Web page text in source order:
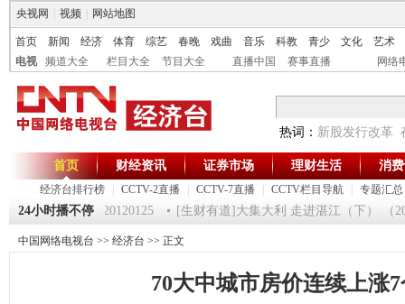
央视网 视频 网站地图
首页 新闻 经济 体育 综艺 春晚 戏曲 音乐 科教 青少 文化
艺术
电视
频道大全 栏目大全 节目大全 直播中国 赛事直播 网络
热词： 新股发行改革
首页
经济台排行榜 CCTV-2直播 CCTV-7直播 CCTV栏目导航 专题汇总
财经资讯 证券市场 理财生活 消
24小时播不停
《第一时间》 20120125 [生财有道]大集大利 走进湛江（下） （
中国网络电视台 >> 经济台 >> 正文
70大中城市房价连续上涨